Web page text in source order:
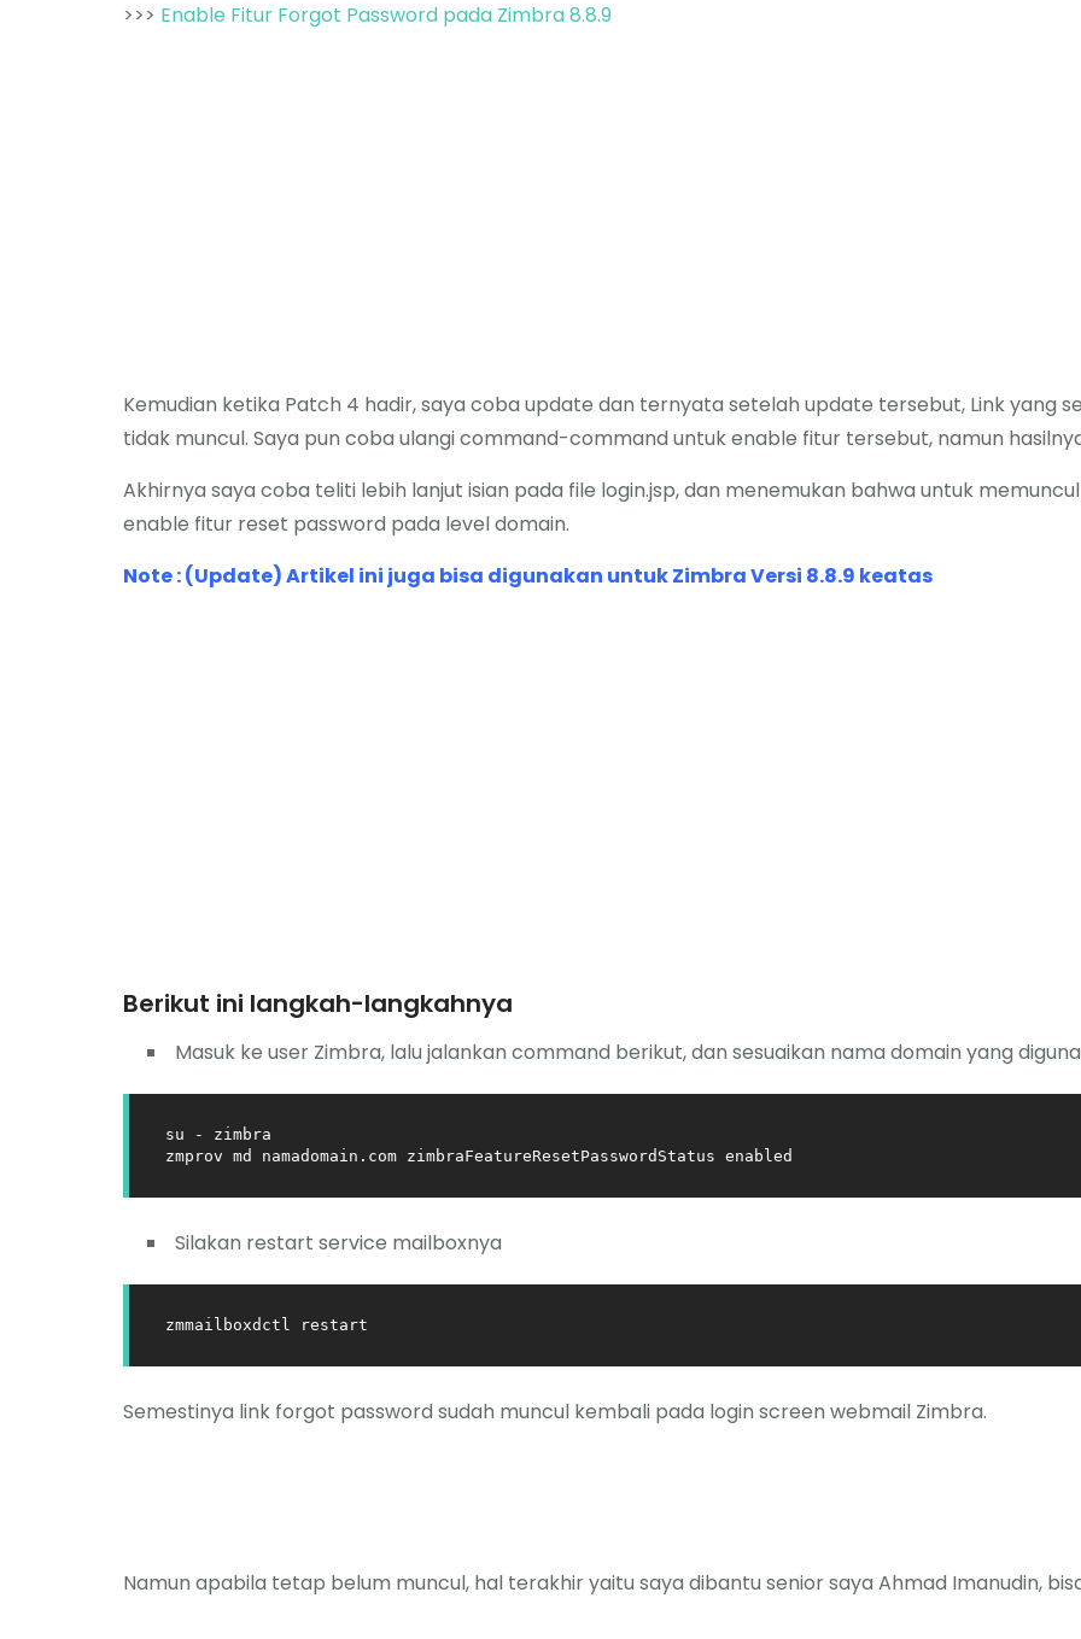
>>> Enable Fitur Forgot Password pada Zimbra 8.8.9
Kemudian ketika Patch 4 hadir, saya coba update dan ternyata setelah update tersebut, Link yang
tidak muncul. Saya pun coba ulangi command-command untuk enable fitur tersebut, namun
Akhirnya saya coba teliti lebih lanjut isian pada file login.jsp, dan menemukan bahwa untuk
enable fitur reset password pada level domain.
Note : (Update) Artikel ini juga bisa digunakan untuk Zimbra Versi 8.8.9 keatas
Berikut ini langkah-langkahnya
Masuk ke user Zimbra, lalu jalankan command berikut, dan sesuaikan nama domain yang
su - zimbra
zmprov md namadomain.com zimbraFeatureResetPasswordStatus enabled
Silakan restart service mailboxnya
zmmailboxdctl restart
Semestinya link forgot password sudah muncul kembali pada login screen webmail Zimbra.
Namun apabila tetap belum muncul, hal terakhir yaitu saya dibantu senior saya Ahmad Imanudin,